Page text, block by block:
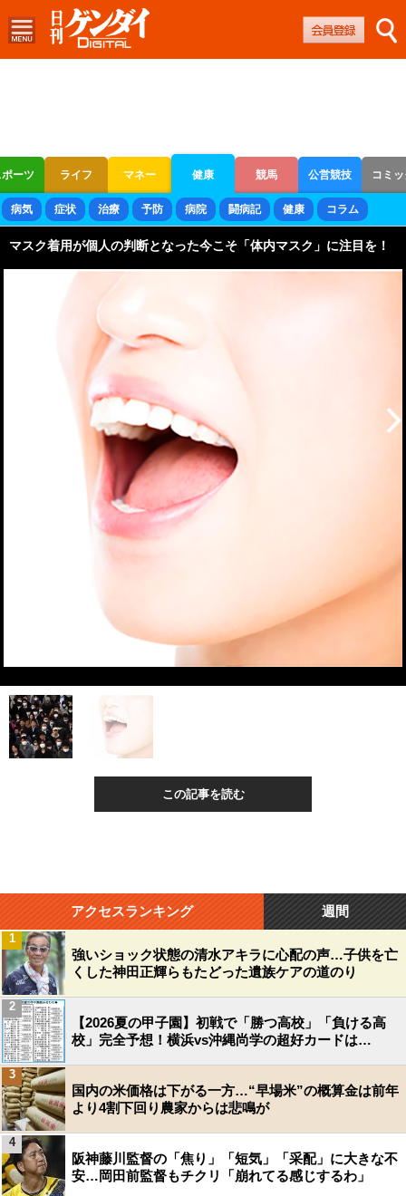
ーツ ライフ マネー 健康 競馬 公営競技 コミ
ボートレース 競輪 オートレース
病気 症状 治療 予防 病院 闘病記 健康 コラム
マスク着用が個人の判断となった今こそ「体内マスク」に注目を！
この記事を読む
アクセスランキング 週間
強いショック状態の清水アキラに心配の声…子供を亡
くした神田正輝らもたどった遺族ケアの道のり
1
【2026夏の甲子園】初戦で「勝つ高校」「負ける高
校」完全予想！横浜vs沖縄尚学の超好カードは…
2
国内の米価格は下がる一方…“早場米”の概算金は前年
より4割下回り農家からは悲鳴が
3
阪神藤川監督の「焦り」「短気」「采配」に大きな不
安…岡田前監督もチクリ「崩れてる感じするわ」
4